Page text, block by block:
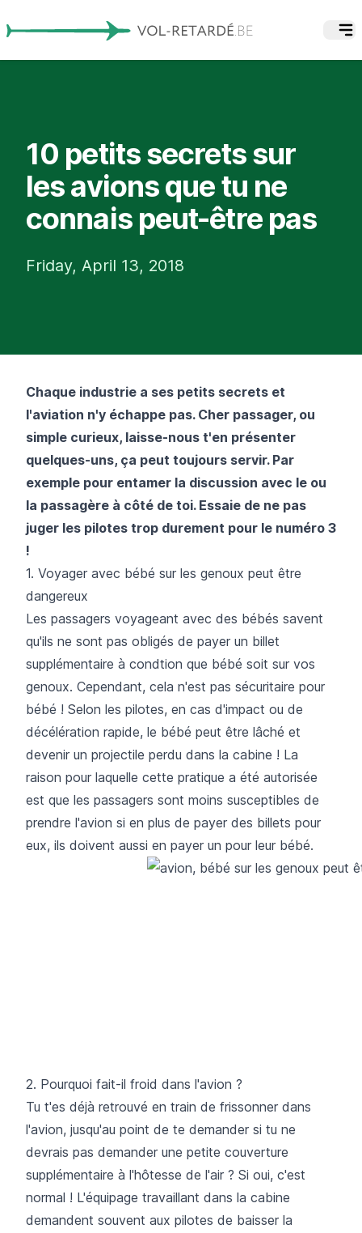
10 petits secrets sur
les avions que tu ne
connais peut-être pas
Friday, April 13, 2018
Chaque industrie a ses petits secrets et
l'aviation n'y échappe pas. Cher passager, ou
simple curieux, laisse-nous t'en présenter
quelques-uns, ça peut toujours servir. Par
exemple pour entamer la discussion avec le ou
la passagère à côté de toi. Essaie de ne pas
juger les pilotes trop durement pour le numéro 3
!
1. Voyager avec bébé sur les genoux peut être
dangereux
Les passagers voyageant avec des bébés savent
qu'ils ne sont pas obligés de payer un billet
supplémentaire à condtion que bébé soit sur vos
genoux. Cependant, cela n'est pas sécuritaire pour
bébé ! Selon les pilotes, en cas d'impact ou de
décélération rapide, le bébé peut être lâché et
devenir un projectile perdu dans la cabine ! La
raison pour laquelle cette pratique a été autorisée
est que les passagers sont moins susceptibles de
prendre l'avion si en plus de payer des billets pour
eux, ils doivent aussi en payer un pour leur bébé.
2. Pourquoi fait-il froid dans l'avion ?
Tu t'es déjà retrouvé en train de frissonner dans
l'avion, jusqu'au point de te demander si tu ne
devrais pas demander une petite couverture
supplémentaire à l'hôtesse de l'air ? Si oui, c'est
normal ! L'équipage travaillant dans la cabine
demandent souvent aux pilotes de baisser la